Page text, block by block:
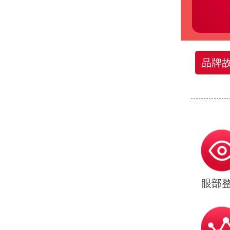
品牌
眼部